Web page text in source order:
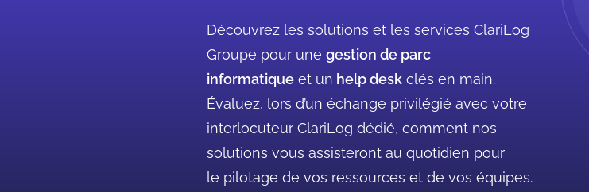
Découvrez les solutions et les services ClariLog
Groupe pour une gestion de parc
informatiqueet un help deskclés en main.
Évaluez, lors d’un échange privilégié avec votre
interlocuteur ClariLog dédié, comment nos
solutions vous assisteront au quotidien pour
le pilotage de vos ressources et de vos équipes.